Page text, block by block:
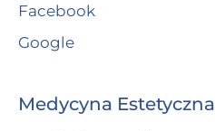
Facebook
Google
Medycyna Estetyczna